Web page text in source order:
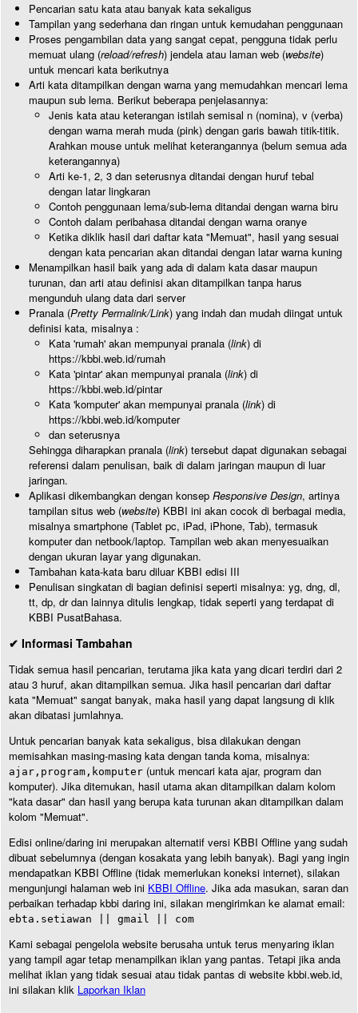
Pencarian satu kata atau banyak kata sekaligus
Tampilan yang sederhana dan ringan untuk kemudahan penggunaan
Proses pengambilan data yang sangat cepat, pengguna tidak perlu
memuat ulang (reload/refresh) jendela atau laman web (website)
untuk mencari kata berikutnya
Arti kata ditampilkan dengan warna yang memudahkan mencari lema
maupun sub lema. Berikut beberapa penjelasannya:
Jenis kata atau keterangan istilah semisal n (nomina), v (verba)
dengan warna merah muda (pink) dengan garis bawah titik-titik.
Arahkan mouse untuk melihat keterangannya (belum semua ada
keterangannya)
Arti ke-1, 2, 3 dan seterusnya ditandai dengan huruf tebal
dengan latar lingkaran
Contoh penggunaan lema/sub-lema ditandai dengan warna biru
Contoh dalam peribahasa ditandai dengan warna oranye
Ketika diklik hasil dari daftar kata "Memuat", hasil yang sesuai
dengan kata pencarian akan ditandai dengan latar warna kuning
Menampilkan hasil baik yang ada di dalam kata dasar maupun
turunan, dan arti atau definisi akan ditampilkan tanpa harus
mengunduh ulang data dari server
Pranala (Pretty Permalink/Link) yang indah dan mudah diingat untuk
definisi kata, misalnya :
Kata 'rumah' akan mempunyai pranala (link) di
https://kbbi.web.id/rumah
Kata 'pintar' akan mempunyai pranala (link) di
https://kbbi.web.id/pintar
Kata 'komputer' akan mempunyai pranala (link) di
https://kbbi.web.id/komputer
dan seterusnya
Sehingga diharapkan pranala (link) tersebut dapat digunakan sebagai
referensi dalam penulisan, baik di dalam jaringan maupun di luar
jaringan.
Aplikasi dikembangkan dengan konsep Responsive Design, artinya
tampilan situs web (website) KBBI ini akan cocok di berbagai media,
misalnya smartphone (Tablet pc, iPad, iPhone, Tab), termasuk
komputer dan netbook/laptop. Tampilan web akan menyesuaikan
dengan ukuran layar yang digunakan.
Tambahan kata-kata baru diluar KBBI edisi III
Penulisan singkatan di bagian definisi seperti misalnya: yg, dng, dl,
tt, dp, dr dan lainnya ditulis lengkap, tidak seperti yang terdapat di
KBBI PusatBahasa.
✔ Informasi Tambahan
Tidak semua hasil pencarian, terutama jika kata yang dicari terdiri dari 2
atau 3 huruf, akan ditampilkan semua. Jika hasil pencarian dari daftar
kata "Memuat" sangat banyak, maka hasil yang dapat langsung di klik
akan dibatasi jumlahnya.
Untuk pencarian banyak kata sekaligus, bisa dilakukan dengan
memisahkan masing-masing kata dengan tanda koma, misalnya:
ajar,program,komputer (untuk mencari kata ajar, program dan
komputer). Jika ditemukan, hasil utama akan ditampilkan dalam kolom
"kata dasar" dan hasil yang berupa kata turunan akan ditampilkan dalam
kolom "Memuat".
Edisi online/daring ini merupakan alternatif versi KBBI Offline yang sudah
dibuat sebelumnya (dengan kosakata yang lebih banyak). Bagi yang ingin
mendapatkan KBBI Offline (tidak memerlukan koneksi internet), silakan
mengunjungi halaman web ini KBBI Offline. Jika ada masukan, saran dan
perbaikan terhadap kbbi daring ini, silakan mengirimkan ke alamat email:
ebta.setiawan || gmail || com
Kami sebagai pengelola website berusaha untuk terus menyaring iklan
yang tampil agar tetap menampilkan iklan yang pantas. Tetapi jika anda
melihat iklan yang tidak sesuai atau tidak pantas di website kbbi.web.id,
ini silakan klik Laporkan Iklan